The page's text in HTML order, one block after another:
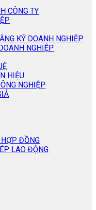
CÔNG TY
KÝ DOANH NGHIỆP
NGHIỆP
HIỆU
NGHIỆP
ĐỒNG
LAO ĐỘNG